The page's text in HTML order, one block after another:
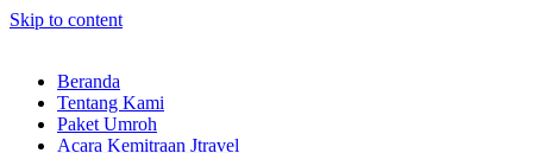
Skip to content
Beranda
Tentang Kami
Paket Umroh
Acara Kemitraan Jtravel